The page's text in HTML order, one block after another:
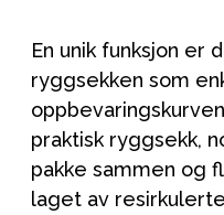
En unik funksjon er
ryggsekken som
praktisk ryggsekk,
pakke sammen og
laget av